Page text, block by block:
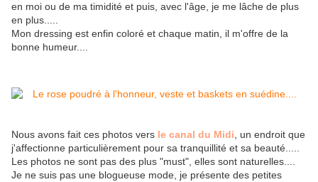
en moi ou de ma timidité et puis, avec l'âge, je me lâche de plus
en plus.....
Mon dressing est enfin coloré et chaque matin, il m'offre de la
bonne humeur....
Nous avons fait ces photos vers le canal du Midi , un endroit que
j'affectionne particulièrement pour sa tranquillité et sa beauté.....
Les photos ne sont pas des plus "must", elles sont naturelles....
Je ne suis pas une blogueuse mode, je présente des petites